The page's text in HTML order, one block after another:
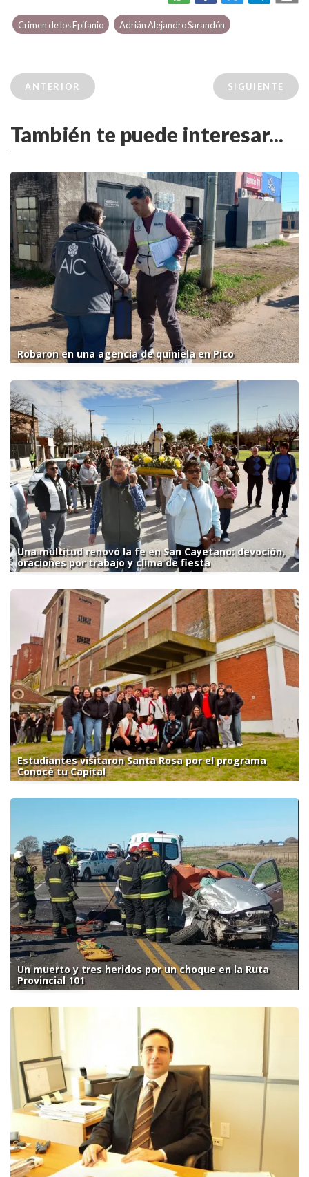
Crimen de los Epifanio Adrián Alejandro Sarandón
ANTERIOR SIGUIENTE
También te puede interesar...
Robaron en una agencia de quiniela en Pico
Una multitud renovó la fe en San Cayetano: devoción,
oraciones por trabajo y clima de fiesta
Estudiantes visitaron Santa Rosa por el programa
Conocé tu Capital
Un muerto y tres heridos por un choque en la Ruta
Provincial 101